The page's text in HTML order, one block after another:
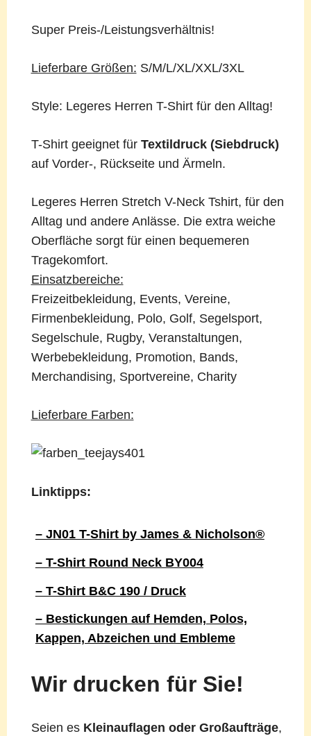
Super Preis-/Leistungsverhältnis!
Lieferbare Größen: S/M/L/XL/XXL/3XL
Style: Legeres Herren T-Shirt für den Alltag!
T-Shirt geeignet für Textildruck (Siebdruck)
auf Vorder-, Rückseite und Ärmeln.
Legeres Herren Stretch V-Neck Tshirt, für den
Alltag und andere Anlässe. Die extra weiche
Oberfläche sorgt für einen bequemeren
Tragekomfort.
Einsatzbereiche:
Freizeitbekleidung, Events, Vereine,
Firmenbekleidung, Polo, Golf, Segelsport,
Segelschule, Rugby, Veranstaltungen,
Werbebekleidung, Promotion, Bands,
Merchandising, Sportvereine, Charity
Lieferbare Farben:
Linktipps:
– JN01 T-Shirt by James & Nicholson®
– T-Shirt Round Neck BY004
– T-Shirt B&C 190 / Druck
– Bestickungen auf Hemden, Polos,
Kappen, Abzeichen und Embleme
Wir drucken für Sie!
Seien es Kleinauflagen oder Großaufträge,